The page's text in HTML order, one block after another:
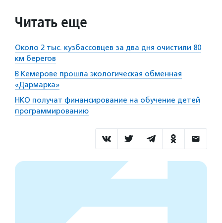
Читать еще
Около 2 тыс. кузбассовцев за два дня очистили 80
км берегов
В Кемерове прошла экологическая обменная
«Дармарка»
НКО получат финансирование на обучение детей
программированию